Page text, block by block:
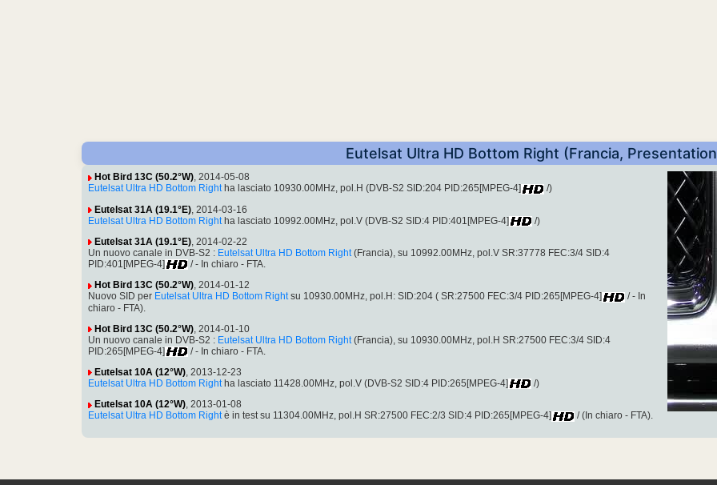
Eutelsat Ultra HD Bottom Right (Francia,
Hot Bird 13C (50.2°W), 2014-05-08
Eutelsat Ultra HD Bottom Rightha lasciato 10930.00MHz, pol.H (DVB-S2 SID:204 PID:265[MPEG-4]
/)
Eutelsat 31A (19.1°E) , 2014-03-16
Eutelsat Ultra HD Bottom Right ha lasciato 10992.00MHz, pol.V (DVB-S2 SID:4 PID:401[MPEG-4]
/)
Eutelsat 31A (19.1°E), 2014-02-22
Un nuovo canale in DVB-S2 : Eutelsat Ultra HD Bottom Right(Francia), su 10992.00MHz, pol.V SR:37778 FEC:3/4 SID:4
PID:401[MPEG-4]
/ - In chiaro - FTA.
Hot Bird 13C (50.2°W), 2014-01-12
Nuovo SID per Eutelsat Ultra HD Bottom Rightsu 10930.00MHz, pol.H: SID:204 ( SR:27500 FEC:3/4 PID:265[MPEG-4]
/ - In
chiaro - FTA).
Hot Bird 13C (50.2°W) , 2014-01-10
Un nuovo canale in DVB-S2 : Eutelsat Ultra HD Bottom Right (Francia), su 10930.00MHz, pol.H SR:27500 FEC:3/4 SID:4
PID:265[MPEG-4]
/ - In chiaro - FTA.
Eutelsat 10A (12°W), 2013-12-23
Eutelsat Ultra HD Bottom Rightha lasciato 11428.00MHz, pol.V (DVB-S2 SID:4 PID:265[MPEG-4]
/)
Eutelsat 10A (12°W), 2013-01-08
Eutelsat Ultra HD Bottom Rightè in test su 11304.00MHz, pol.H SR:27500 FEC:2/3 SID:4 PID:265[MPEG-4] / (In chiaro - FTA).